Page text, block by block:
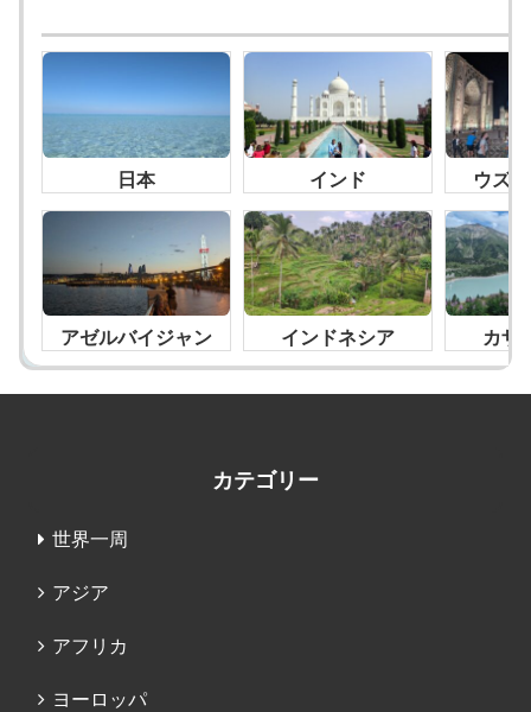
日本
アゼルバイジャン
インド
インドネシア
ウズ
カザ
カテゴリー
世界一周
アジア
アフリカ
ヨーロッパ